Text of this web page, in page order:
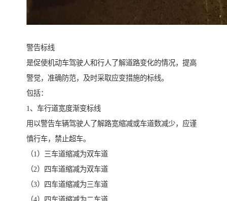
警告标线
是促使机动车驾驶人和行人了解道路变化的情况，提高
警觉，准确防范，及时采取应变措施的标线。
包括：
1、车行道宽度渐变标线
用以警告车辆驾驶人了解路宽缩减或车道数减少，应谨
慎行车，禁止超车。
（1）三车道缩减为双车道
（2）四车道缩减为双车道
（3）四车道缩减为三车道